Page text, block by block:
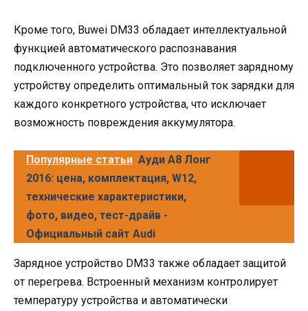
Кроме того, Buwei DM33 обладает интеллектуальной
функцией автоматического распознавания
подключенного устройства. Это позволяет зарядному
устройству определить оптимальный ток зарядки для
каждого конкретного устройства, что исключает
возможность повреждения аккумулятора.
Популярные статьи Ауди А8 Лонг
2016: цена, комплектация, W12,
технические характеристики,
фото, видео, тест-драйв -
Официальный сайт Audi
Зарядное устройство DM33 также обладает защитой
от перегрева. Встроенный механизм контролирует
температуру устройства и автоматически